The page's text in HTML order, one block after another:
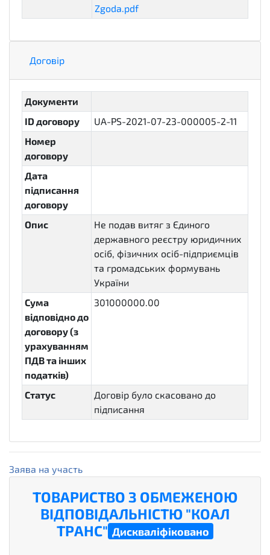
Zgoda.pdfeligibilityDocuments
Договір
Документи
ID договору
UA-PS-2021-07-23-000005-2-11
Номер
договору
Дата
підписання
договору
Опис
Не подав витяг з Єдиного
державного реєстру юридичних
осіб, фізичних осіб-підприємців
та громадських формувань
України
Сума
відповідно до
договору (з
урахуванням
ПДВ та інших
податків)
301000000.00
Статус
Договір було скасовано до
підписання
Заява на участь
ТОВАРИСТВО З ОБМЕЖЕНОЮ
ВІДПОВІДАЛЬНІСТЮ "КОАЛ
ТРАНС" Дискваліфіковано